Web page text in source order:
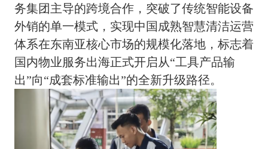
务集团主导的跨境合作，突破了传统智能设备
外销的单一模式，实现中国成熟智慧清洁运营
体系在东南亚核心市场的规模化落地，标志着
国内物业服务出海正式开启从“工具产品输
出”向“成套标准输出”的全新升级路径。